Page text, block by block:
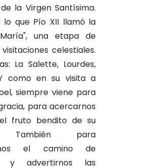
la Virgen Santísima.
lo que Pío XII llamó la
una etapa de
celestiales.
La Salette, Lourdes,
como en su visita a
siempre viene para
para acercarnos
fruto bendito de su
También para
el camino de
y advertirnos las